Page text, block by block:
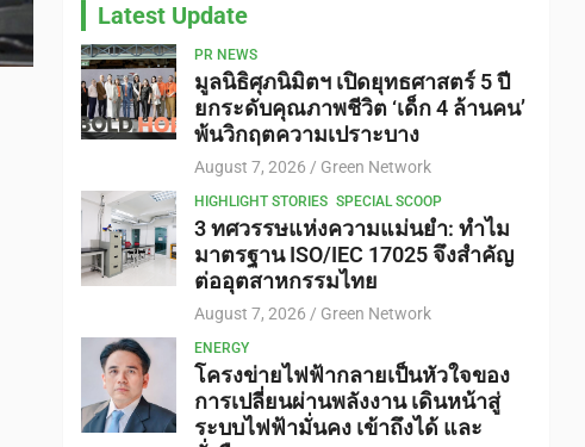
Latest Update
PR NEWS
มูลนิธิศุภนิมิตฯ เปิดยุทธศาสตร์ 5 ปี
ยกระดับคุณภาพชีวิต ‘เด็ก 4 ล้านคน’
พ้นวิกฤตความเปราะบาง
August 7, 2026 Green Network
HIGHLIGHT STORIES SPECIAL SCOOP
3 ทศวรรษแห่งความแม่นยำ: ทำไม
มาตรฐาน ISO/IEC 17025 จึงสำคัญ
ต่ออุตสาหกรรมไทย
August 7, 2026 Green Network
ENERGY
โครงข่ายไฟฟ้ากลายเป็นหัวใจของ
การเปลี่ยนผ่านพลังงาน เดินหน้าสู่
ระบบไฟฟ้ามั่นคง เข้าถึงได้ และ